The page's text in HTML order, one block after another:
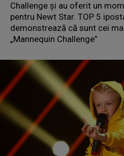
Challenge și au oferit un
pentru Newt Star. TOP 5
demonstrează că sunt cei
„Mannequin Challenge”